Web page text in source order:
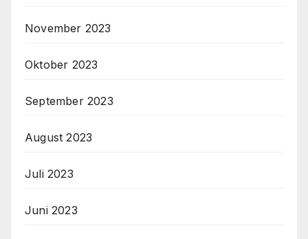
November 2023
Oktober 2023
September 2023
August 2023
Juli 2023
Juni 2023